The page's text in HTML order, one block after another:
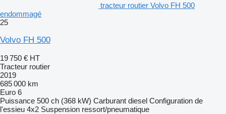
tracteur routier Volvo FH 500
endommagé
25
Volvo FH 500
19 750 € HT
Tracteur routier
2019
685 000 km
Euro 6
Puissance 500 ch (368 kW) Carburant diesel Configuration de
l'essieu 4x2 Suspension ressort/pneumatique